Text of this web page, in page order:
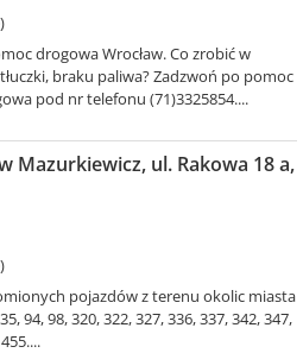
drogowa Wrocław. Co zrobić w
braku paliwa? Zadzwoń po pomoc
pod nr telefonu (71)3325854....
Mazurkiewicz, ul. Rakowa 18 a,
pojazdów z terenu okolic miasta
94, 98, 320, 322, 327, 336, 337, 342, 347,